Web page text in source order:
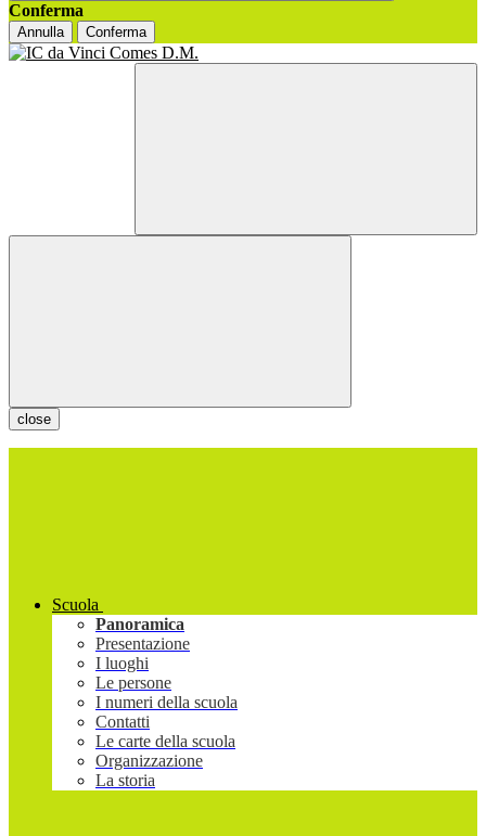
Conferma
Annulla Conferma
close
Scuola
Panoramica
Presentazione
I luoghi
Le persone
I numeri della scuola
Contatti
Le carte della scuola
Organizzazione
La storia